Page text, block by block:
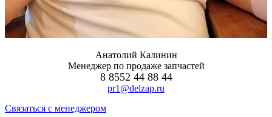
Анатолий Калинин
Менеджер по продаже запчастей
8 8552 44 88 44
pr1@delzap.ru
Cвязаться с менеджером